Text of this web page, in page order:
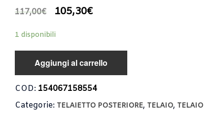
117,00€ 105,30€
1 disponibili
Aggiungi al carrello
COD: 154067158554
Categorie: TELAIETTO POSTERIORE, TELAIO, TELAIO